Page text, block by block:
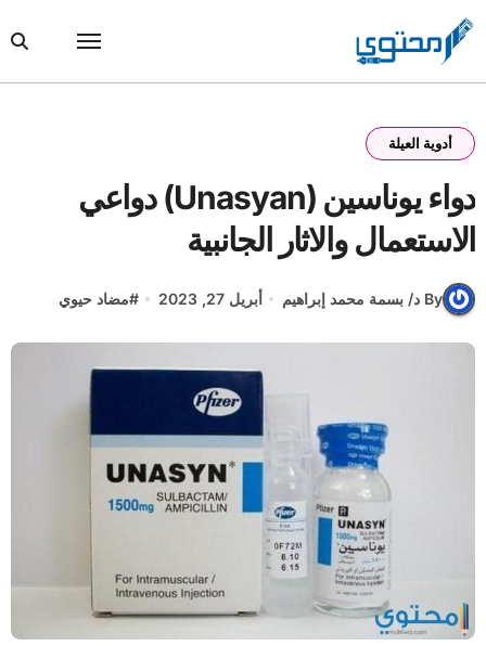
to
content
أدوية العيلة
دواء يوناسين (Unasyan) دواعي
الاستعمال والاثار الجانبية
By د/ بسمة محمد إبراهيم أبريل 27, 2023 #مضاد حيوي